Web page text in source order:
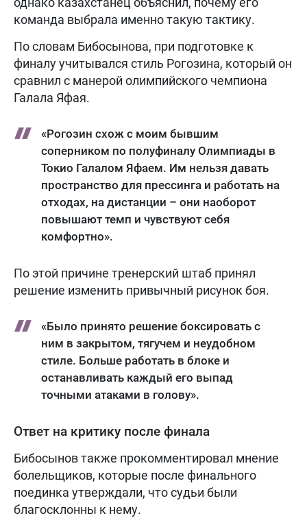
команда выбрала именно такую тактику.
По словам Бибосынова, при подготовке к
финалу учитывался стиль Рогозина, который он
сравнил с манерой олимпийского чемпиона
Галала Яфая.
«Рогозин схож с моим бывшим
соперником по полуфиналу Олимпиады в
Токио Галалом Яфаем. Им нельзя давать
пространство для прессинга и работать на
отходах, на дистанции – они наоборот
повышают темп и чувствуют себя
комфортно».
По этой причине тренерский штаб принял
решение изменить привычный рисунок боя.
«Было принято решение боксировать с
ним в закрытом, тягучем и неудобном
стиле. Больше работать в блоке и
останавливать каждый его выпад
точными атаками в голову».
Ответ на критику после финала
Бибосынов также прокомментировал мнение
болельщиков, которые после финального
поединка утверждали, что судьи были
благосклонны к нему.